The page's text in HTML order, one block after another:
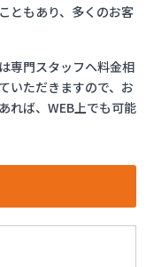
ともあり、多くのお客
専門スタッフへ料金相
いただきますので、お
れば、WEB上でも可能